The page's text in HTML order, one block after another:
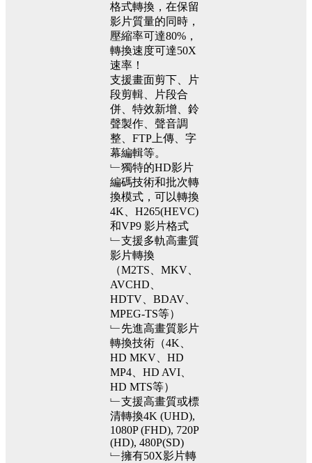
格式轉換，在保留
影片質量的同時，
壓縮率可達80%，
轉換速度可達50X
速率！
支援畫面剪下、片
段剪輯、片段合
併、特效新增、鈴
聲製作、聲音調
整、FTP上傳、字
幕編輯等。
﹂獨特的HD影片
編碼技術和批次轉
換模式，可以轉換
4K、H265(HEVC)
和VP9 影片格式
﹂支援多軌高畫質
影片轉換
（M2TS、MKV、
AVCHD、
HDTV、BDAV、
MPEG-TS等）
﹂先進高畫質影片
轉換技術（4K、
HD MKV、HD
MP4、HD AVI、
HD MTS等）
﹂支援高畫質或標
清轉換4K (UHD),
1080P (FHD), 720P
(HD), 480P(SD)
﹂擁有50X影片轉